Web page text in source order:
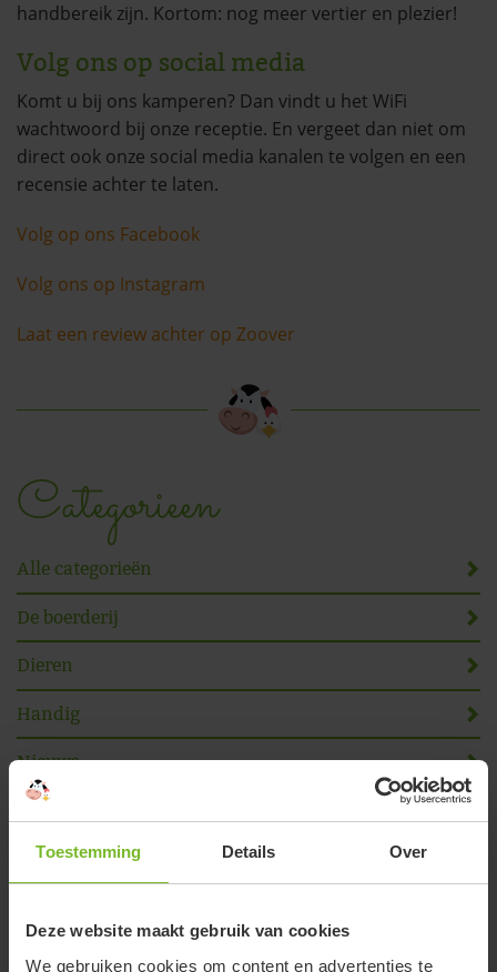
Toestemming Details Over
Deze website maakt gebruik van cookies
We gebruiken cookies om content en advertenties te
handbereik zijn. Kortom: nog meer vertier en plezier!
Volg ons op social media
Komt u bij ons kamperen? Dan vindt u het WiFi
wachtwoord bij onze receptie. En vergeet dan niet om
direct ook onze social media kanalen te volgen en een
recensie achter te laten.
Volg op ons Facebook
Volg ons op Instagram
Laat een review achter op Zoover
Categorieen
Alle categorieën
De boerderij
Dieren
Handig
Nieuws
Volg ons